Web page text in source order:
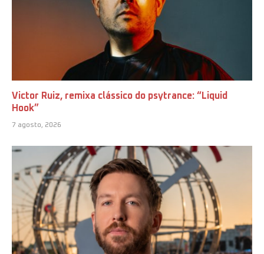
Victor Ruiz, remixa clássico do psytrance: “Liquid
Hook”
7 agosto, 2026